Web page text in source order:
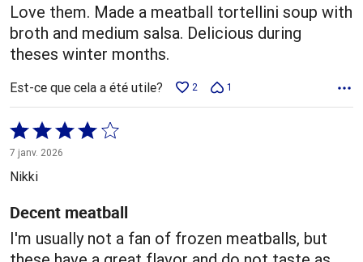
Love them. Made a meatball tortellini soup with
broth and medium salsa. Delicious during
theses winter months.
Est-ce que cela a été utile? 2 1
Coté
4 sur
5
7 janv. 2026
Nikki
Decent meatball
I'm usually not a fan of frozen meatballs, but